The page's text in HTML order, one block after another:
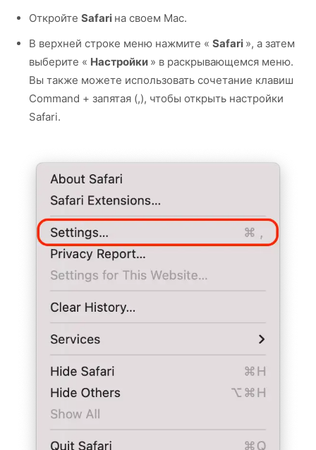
Откройте Safari на своем Mac.
В верхней строке меню нажмите « Safari », а затем
выберите « Настройки » в раскрывающемся меню.
Вы также можете использовать сочетание клавиш
Command + запятая (,), чтобы открыть настройки
Safari.